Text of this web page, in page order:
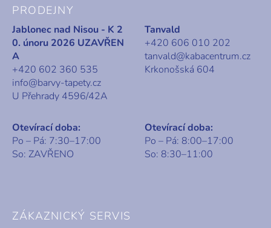
PRODEJNY
Jablonec nad Nisou - K 2
0. únoru 2026 UZAVŘEN
A
+420 602 360 535
info@barvy-tapety.cz
U Přehrady 4596/42A
Tanvald
+420 606 010 202
tanvald@kabacentrum.cz
Krkonošská 604
Otevírací doba:
Po – Pá: 7:30–17:00
So: ZAVŘENO
Otevírací doba:
Po – Pá: 8:00–17:00
So: 8:30–11:00
ZÁKAZNICKÝ SERVIS